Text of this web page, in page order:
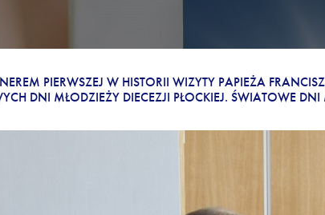
PIERWSZEJ W HISTORII WIZYTY PAPIEŻA
DNI MŁODZIEŻY DIECEZJI PŁOCKIEJ. ŚWIATOWE DNI